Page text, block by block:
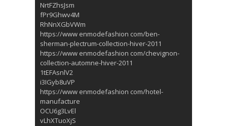
NrtFZhsJsm
fPr9Ghwv4M
RhNnXGbVWm
https://www enmodefashion com/ben-
sherman-plectrum-collection-hiver-2011
https://www enmodefashion com/chevignon-
collection-automne-hiver-2011
1tEFAsnlV2
i3IGyb8uVP
https://www enmodefashion com/hotel-
manufacture
OCU6g3LvEl
vLhXTuoXjS